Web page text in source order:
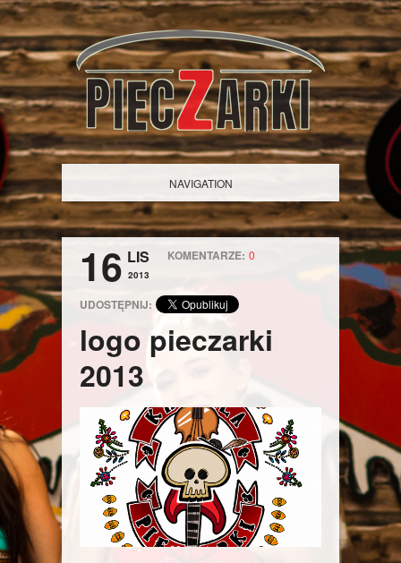
NAVIGATION
16 LIS
2013
KOMENTARZE: 0
UDOSTĘPNIJ:
logo pieczarki
2013